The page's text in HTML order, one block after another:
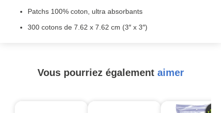
Patchs 100% coton, ultra absorbants
300 cotons de 7.62 x 7.62 cm (3″ x 3″)
Vous pourriez également aimer